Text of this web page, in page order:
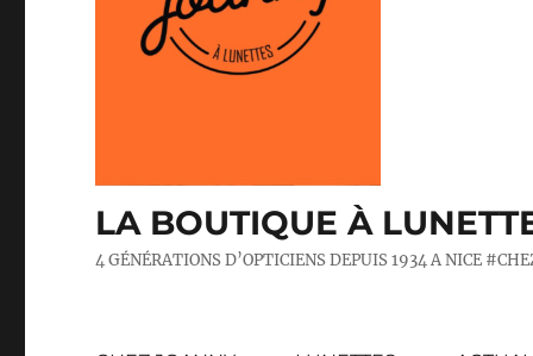
LA BOUTIQUE À
4 GÉNÉRATIONS D’OPTICIENS DEPUIS 1934 A NICE